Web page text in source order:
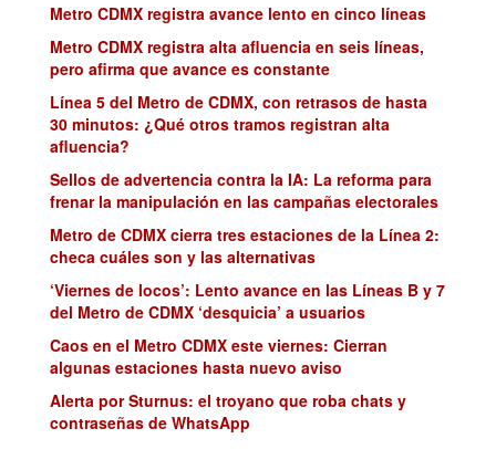
Metro CDMX registra avance lento en cinco líneas
Metro CDMX registra alta afluencia en seis líneas,
pero afirma que avance es constante
Línea 5 del Metro de CDMX, con retrasos de hasta
30 minutos: ¿Qué otros tramos registran alta
afluencia?
Sellos de advertencia contra la IA: La reforma para
frenar la manipulación en las campañas electorales
Metro de CDMX cierra tres estaciones de la Línea 2:
checa cuáles son y las alternativas
‘Viernes de locos’: Lento avance en las Líneas B y 7
del Metro de CDMX ‘desquicia’ a usuarios
Caos en el Metro CDMX este viernes: Cierran
algunas estaciones hasta nuevo aviso
Alerta por Sturnus: el troyano que roba chats y
contraseñas de WhatsApp